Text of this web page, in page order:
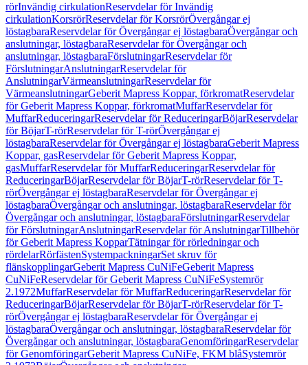
rörInvändig cirkulationReservdelar för Invändig
cirkulationKorsrörReservdelar för KorsrörÖvergångar ej
löstagbaraReservdelar för Övergångar ej löstagbaraÖvergångar och
anslutningar, löstagbaraReservdelar för Övergångar och
anslutningar, löstagbaraFörslutningarReservdelar för
FörslutningarAnslutningarReservdelar för
AnslutningarVärmeanslutningarReservdelar för
VärmeanslutningarGeberit Mapress Koppar, förkromatReservdelar
för Geberit Mapress Koppar, förkromatMuffarReservdelar för
MuffarReduceringarReservdelar för ReduceringarBöjarReservdelar
för BöjarT-rörReservdelar för T-rörÖvergångar ej
löstagbaraReservdelar för Övergångar ej löstagbaraGeberit Mapress
Koppar, gasReservdelar för Geberit Mapress Koppar,
gasMuffarReservdelar för MuffarReduceringarReservdelar för
ReduceringarBöjarReservdelar för BöjarT-rörReservdelar för T-
rörÖvergångar ej löstagbaraReservdelar för Övergångar ej
löstagbaraÖvergångar och anslutningar, löstagbaraReservdelar för
Övergångar och anslutningar, löstagbaraFörslutningarReservdelar
för FörslutningarAnslutningarReservdelar för AnslutningarTillbehör
för Geberit Mapress KopparTätningar för rörledningar och
rördelarRörfästenSystempackningarSet skruv för
flänskopplingarGeberit Mapress CuNiFeGeberit Mapress
CuNiFeReservdelar för Geberit Mapress CuNiFeSystemrör
2.1972MuffarReservdelar för MuffarReduceringarReservdelar för
ReduceringarBöjarReservdelar för BöjarT-rörReservdelar för T-
rörÖvergångar ej löstagbaraReservdelar för Övergångar ej
löstagbaraÖvergångar och anslutningar, löstagbaraReservdelar för
Övergångar och anslutningar, löstagbaraGenomföringarReservdelar
för GenomföringarGeberit Mapress CuNiFe, FKM blåSystemrör